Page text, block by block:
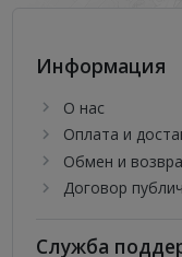
Информация
О нас
Оплата и
Обмен и
Договор
Служба